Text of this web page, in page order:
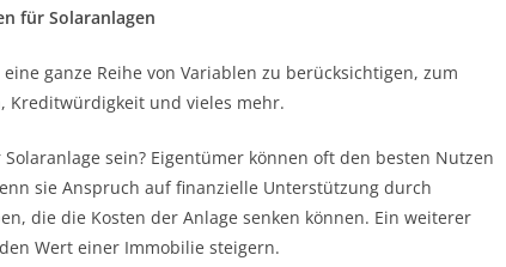
für Solaranlagen
ganze Reihe von Variablen zu berücksichtigen, zum
Kreditwürdigkeit und vieles mehr.
sein? Eigentümer können oft den besten Nutzen
sie Anspruch auf finanzielle Unterstützung durch
die die Kosten der Anlage senken können. Ein weiterer
Wert einer Immobilie steigern.